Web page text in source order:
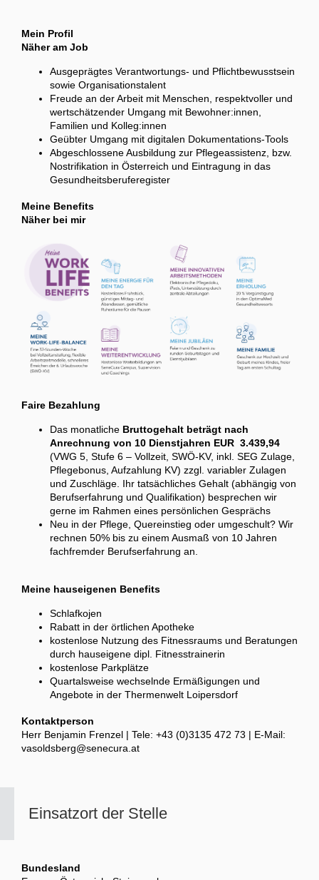
Mein Profil
Näher am Job
Ausgeprägtes Verantwortungs- und Pflichtbewusstsein
sowie Organisationstalent
Freude an der Arbeit mit Menschen, respektvoller und
wertschätzender Umgang mit Bewohner:innen,
Familien und Kolleg:innen
Geübter Umgang mit digitalen Dokumentations-Tools
Abgeschlossene Ausbildung zur Pflegeassistenz, bzw.
Nostrifikation in Österreich und Eintragung in das
Gesundheitsberuferegister
Meine Benefits
Näher bei mir
Faire Bezahlung
Das monatliche Bruttogehalt beträgt nach
Anrechnung von 10 Dienstjahren EUR 3.439,94
(VWG 5, Stufe 6 – Vollzeit, SWÖ-KV, inkl. SEG Zulage,
Pflegebonus, Aufzahlung KV) zzgl. variabler Zulagen
und Zuschläge. Ihr tatsächliches Gehalt (abhängig von
Berufserfahrung und Qualifikation) besprechen wir
gerne im Rahmen eines persönlichen Gesprächs
Neu in der Pflege, Quereinstieg oder umgeschult? Wir
rechnen 50% bis zu einem Ausmaß von 10 Jahren
fachfremder Berufserfahrung an.
Meine hauseigenen Benefits
Schlafkojen
Rabatt in der örtlichen Apotheke
kostenlose Nutzung des Fitnessraums und Beratungen
durch hauseigene dipl. Fitnesstrainerin
kostenlose Parkplätze
Quartalsweise wechselnde Ermäßigungen und
Angebote in der Thermenwelt Loipersdorf
Kontaktperson
Herr Benjamin Frenzel | Tele: +43 (0)3135 472 73 | E-Mail:
vasoldsberg@senecura.at
Einsatzort der Stelle
Bundesland